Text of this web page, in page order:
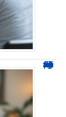
0424 démarchage : reconnaître l’appel et agir sans se tromper